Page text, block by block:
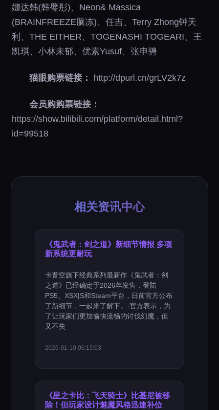
娜达韩(韩璧彤)、Neon& Massica
(BRAINFREEZE脑冻)、任吉、Terry Zhong钟天
利、THE EITHER、TOGENASHI TOGEARI、王
凯琪、小林未郁、优素Yusuf、张申骋
猫眼购票链接： http://dpurl.cn/grLV2k7z
会员购购票链接：
https://show.bilibili.com/platform/detail.html?
id=99518
相关资讯中心
《鬼武者：剑之道》新细节情报 多项
新系统更耐玩
卡普空旗下经典系列最新作《鬼武者：剑
之道》已经确定于2026年发售，登陆
PS5、XSX|S和Steam平台，日前官方公布
了新细节，一起来了解下。·官方表示，为
了让玩家们更加愉快流畅的讨伐幻魔，但
又不失
2026-01-10 06:15:03
《星之卡比：飞天骑士》比基尼被移
除！但玩家设计魅魔风格迅速补位